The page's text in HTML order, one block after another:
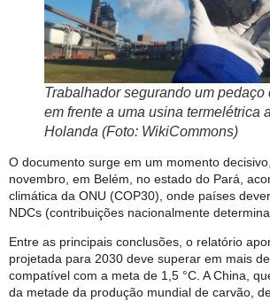
Trabalhador segurando um pedaço
em frente a uma usina termelétrica
Holanda (Foto: WikiCommons)
O documento surge em um momento
novembro, em Belém, no estado do Pará,
climática da ONU (COP30), onde países
NDCs (contribuições nacionalmente
Entre as principais conclusões, o relatório
projetada para 2030 deve superar em mais
compatível com a meta de 1,5 °C. A China,
da metade da produção mundial de carvão,